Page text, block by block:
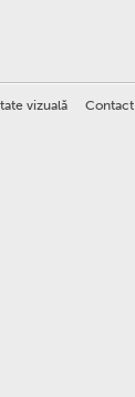
vizuală Contact